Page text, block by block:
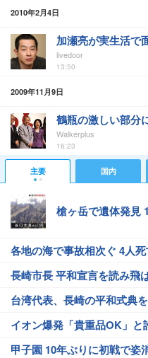
2010年2月4日
加瀬亮が実生活で
livedoor
13:50
2009年11月9日
鶴瓶の激しい部分
Walkerplus
16:23
主要 国内
槍ヶ岳で遺体発見
各地の海で事故相次ぐ 4人
長崎市長 平和宣言を読み飛
台湾代表、長崎の平和式典
イオン爆発「貴重品OK」と
甲子園 10年ぶりに初戦で姿